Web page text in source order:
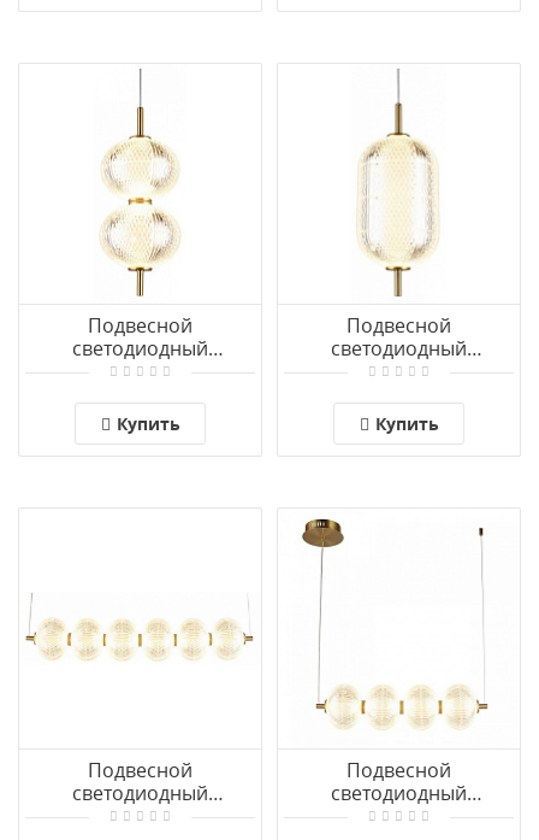
Подвесной
светодиодный
светильник Omnilux
Купить
Подвесной
светодиодный
светильник Omnilux
Купить
Подвесной
светодиодный
светильник Omnilux
Подвесной
светодиодный
светильник Omnilux